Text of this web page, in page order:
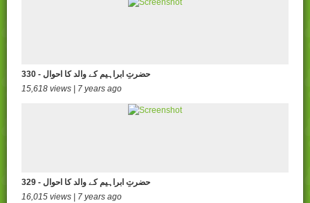
330 - حضرتِ ابراہیم کے والد کا احوال
15,618 views | 7 years ago
329 - حضرتِ ابراہیم کے والد کا احوال
16,015 views | 7 years ago